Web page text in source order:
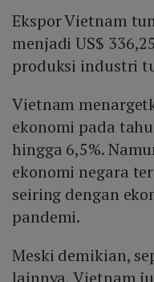
Ekspor Vietnam
menjadi US$
produksi industri
Vietnam
ekonomi pada
hingga 6,5%.
ekonomi negara
seiring dengan
pandemi.
Meski demikian,